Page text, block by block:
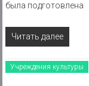
была подготовлена
Читать далее
Учреждения культуры